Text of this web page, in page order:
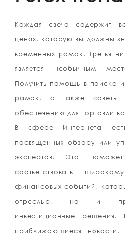
Каждая свеча содержит
ценах, которую вы должны
временных рамок. Третья
является необычным
Получить помощь в поиске
рамок, а также советы
обеспечению для торговли
В сфере Интернета
посвященных обзору или
экспертов. Это
соответствовать
финансовых событий,
отраслью, но и
инвестиционные решения.
приближающиеся